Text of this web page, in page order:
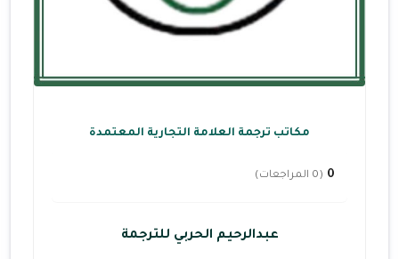
مكاتب ترجمة العلامة التجارية المعتمدة
0 (0 المراجعات)
عبدالرحيم الحربي للترجمة